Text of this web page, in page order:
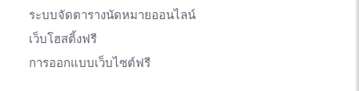
ระบบจัดตารางนัดหมายออนไลน์
เว็บโฮสติ้งฟรี
การออกแบบเว็บไซต์ฟรี